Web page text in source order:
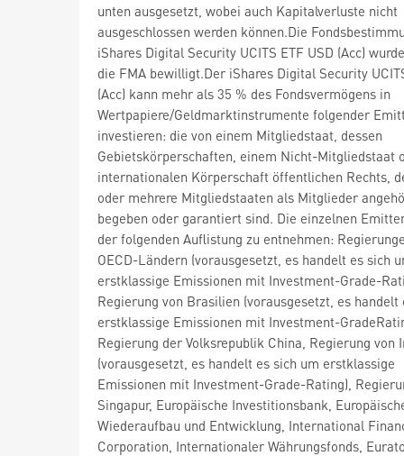
unten ausgesetzt, wobei auch Kapitalverluste nicht
ausgeschlossen werden können.Die
iShares Digital Security UCITS ETF USD (Acc)
die FMA bewilligt.Der iShares Digital Security
(Acc) kann mehr als 35 % des Fondsvermögens in
Wertpapiere/Geldmarktinstrumente folgender
investieren: die von einem Mitgliedstaat, dessen
Gebietskörperschaften, einem Nicht-Mitgliedstaat
internationalen Körperschaft öffentlichen Rechts,
oder mehrere Mitgliedstaaten als Mitglieder
begeben oder garantiert sind. Die einzelnen
der folgenden Auflistung zu entnehmen:
OECD-Ländern (vorausgesetzt, es handelt es sich
erstklassige Emissionen mit Investment-Grade-
Regierung von Brasilien (vorausgesetzt, es handelt
erstklassige Emissionen mit Investment-
Regierung der Volksrepublik China, Regierung von
(vorausgesetzt, es handelt es sich um erstklassige
Emissionen mit Investment-Grade-Rating),
Singapur, Europäische Investitionsbank,
Wiederaufbau und Entwicklung, International
Corporation, Internationaler Währungsfonds,